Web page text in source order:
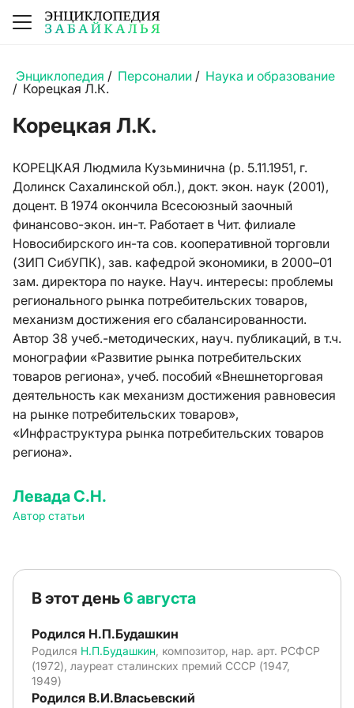
Энциклопедия / Персоналии / Наука и образование
/ Корецкая Л.К.
Корецкая Л.К.
КОРЕЦКАЯ Людмила Кузьминична (р. 5.11.1951, г.
Долинск Сахалинской обл.), докт. экон. наук (2001),
доцент. В 1974 окончила Всесоюзный заочный
финансово-экон. ин-т. Работает в Чит. филиале
Новосибирского ин-та сов. кооперативной торговли
(ЗИП СибУПК), зав. кафедрой экономики, в 2000–01
зам. директора по науке. Науч. интересы: проблемы
регионального рынка потребительских товаров,
механизм достижения его сбалансированности.
Автор 38 учеб.-методических, науч. публикаций, в т.ч.
монографии «Развитие рынка потребительских
товаров региона», учеб. пособий «Внешнеторговая
деятельность как механизм достижения равновесия
на рынке потребительских товаров»,
«Инфраструктура рынка потребительских товаров
региона».
Левада С.Н.
Автор статьи
В этот день6 августа
Родился Н.П.Будашкин
Родился Н.П.Будашкин , композитор, нар. арт. РСФСР
(1972), лауреат сталинских премий СССР (1947,
1949)
Родился В.И.Власьевский